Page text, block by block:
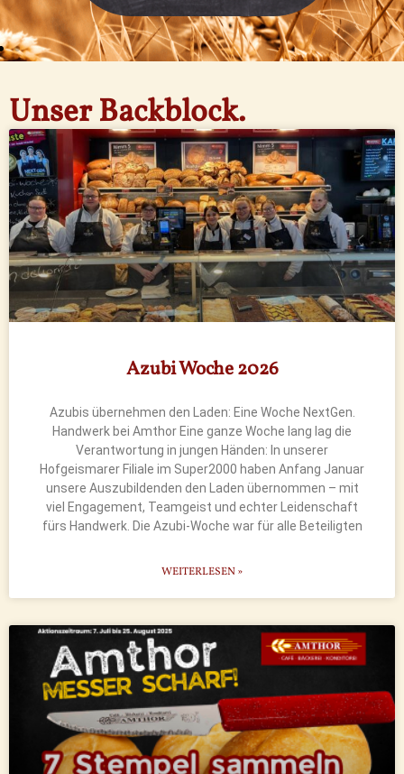
Unser Backblock.
Azubi Woche 2026
Azubis übernehmen den Laden: Eine Woche NextGen.
Handwerk bei Amthor Eine ganze Woche lang lag die
Verantwortung in jungen Händen: In unserer
Hofgeismarer Filiale im Super2000 haben Anfang Januar
unsere Auszubildenden den Laden übernommen – mit
viel Engagement, Teamgeist und echter Leidenschaft
fürs Handwerk. Die Azubi-Woche war für alle Beteiligten
WEITERLESEN »